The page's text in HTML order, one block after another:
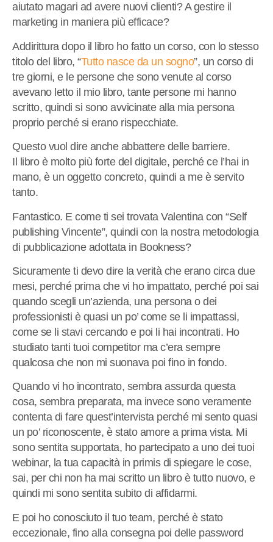
aiutato magari ad avere nuovi clienti? A gestire il
marketing in maniera più efficace?
Addirittura dopo il libro ho fatto un corso, con lo stesso
titolo del libro, “Tutto nasce da un sogno”, un corso di
tre giorni, e le persone che sono venute al corso
avevano letto il mio libro, tante persone mi hanno
scritto, quindi si sono avvicinate alla mia persona
proprio perché si erano rispecchiate.
Questo vuol dire anche abbattere delle barriere.
Il libro è molto più forte del digitale, perché ce l’hai in
mano, è un oggetto concreto, quindi a me è servito
tanto.
Fantastico. E come ti sei trovata Valentina con “Self
publishing Vincente”, quindi con la nostra metodologia
di pubblicazione adottata in Bookness?
Sicuramente ti devo dire la verità che erano circa due
mesi, perché prima che vi ho impattato, perché poi sai
quando scegli un’azienda, una persona o dei
professionisti è quasi un po’ come se li impattassi,
come se li stavi cercando e poi li hai incontrati. Ho
studiato tanti tuoi competitor ma c’era sempre
qualcosa che non mi suonava poi fino in fondo.
Quando vi ho incontrato, sembra assurda questa
cosa, sembra preparata, ma invece sono veramente
contenta di fare quest’intervista perché mi sento quasi
un po’ riconoscente, è stato amore a prima vista. Mi
sono sentita supportata, ho partecipato a uno dei tuoi
webinar, la tua capacità in primis di spiegare le cose,
sai, per chi non ha mai scritto un libro è tutto nuovo, e
quindi mi sono sentita subito di affidarmi.
E poi ho conosciuto il tuo team, perché è stato
eccezionale, fino alla consegna poi delle password